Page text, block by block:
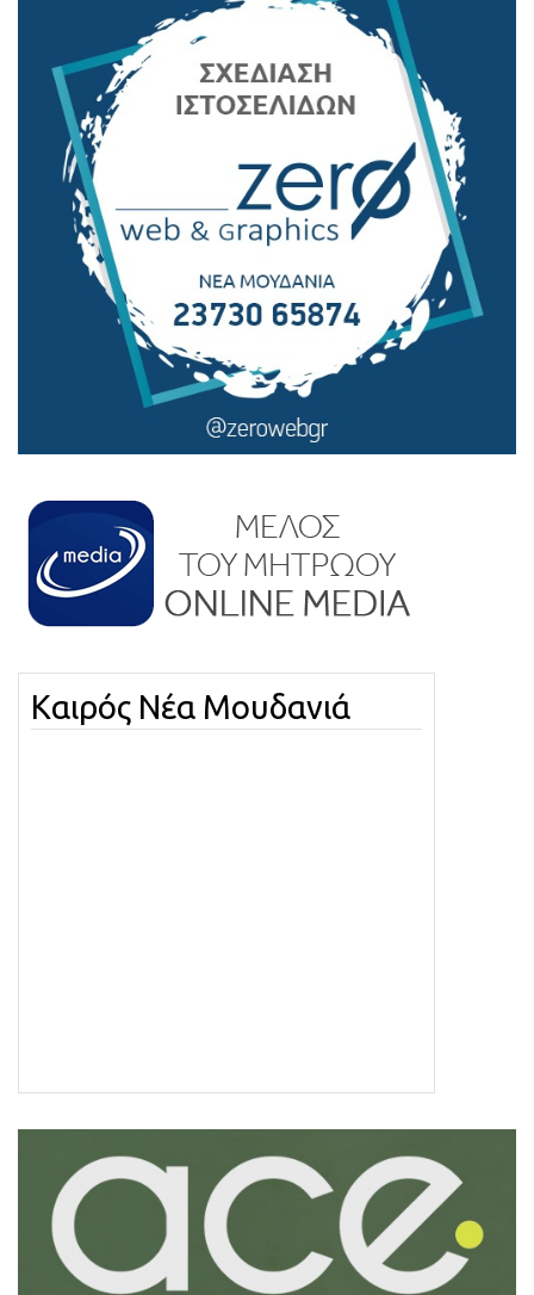
Καιρός Νέα Μουδανιά